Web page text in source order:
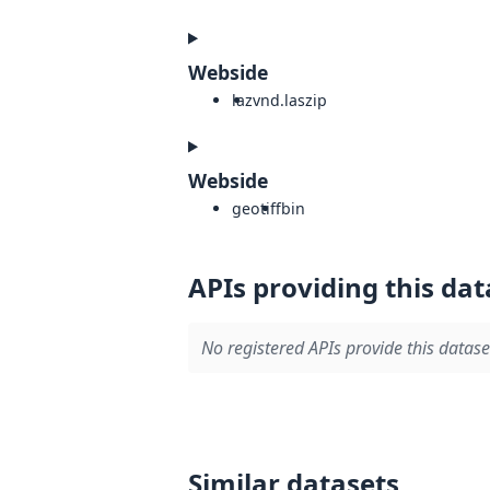
Webside
lazvnd.laszip
Webside
geotiffbin
APIs providing this
No registered APIs provide this
Similar datasets